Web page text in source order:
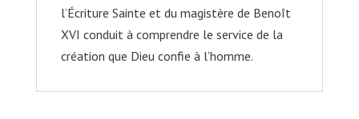
l’Écriture Sainte et du magistère de Benoît
XVI conduit à comprendre le service de la
création que Dieu confie à l’homme.